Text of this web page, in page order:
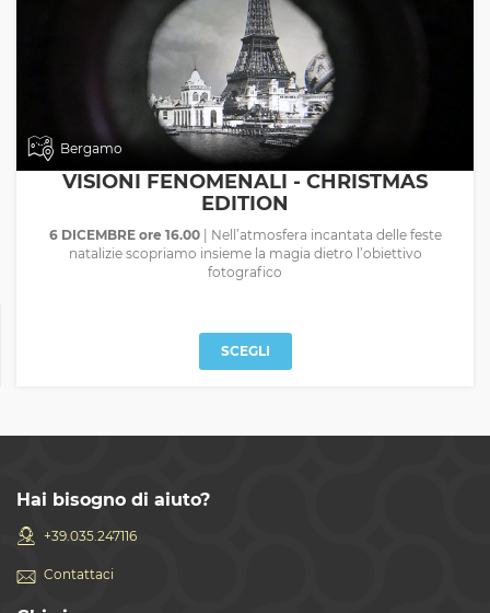
Bergamo
VISIONI FENOMENALI - CHRISTMAS
EDITION
6 DICEMBRE ore 16.00
| Nell’atmosfera incantata delle feste
natalizie scopriamo insieme la magia dietro l’obiettivo
fotografico
SCEGLI
Hai bisogno di aiuto?
+39.035.247116
Contattaci